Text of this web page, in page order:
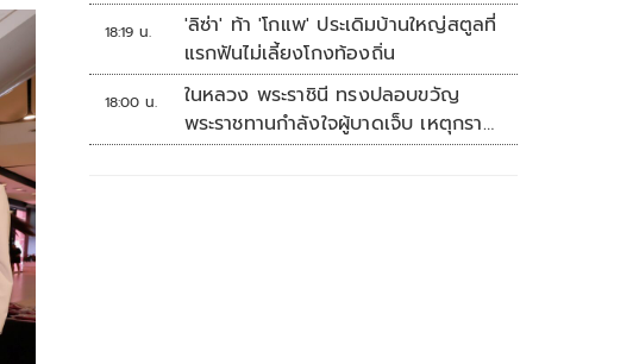
18:19 น.
'ลิซ่า' ท้า 'โกแพ' ประเดิมบ้านใหญ่สตูลที่
แรกฟันไม่เลี้ยงโกงท้องถิ่น
18:00 น.
ในหลวง พระราชินี ทรงปลอบขวัญ
พระราชทานกำลังใจผู้บาดเจ็บ เหตุกราด
ยิง รร.เทพศิรินทร์นนทบุรี